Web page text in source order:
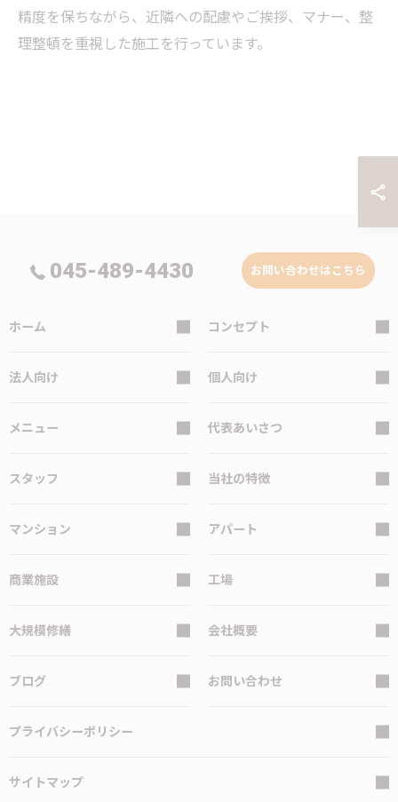
精度を保ちながら、近隣への配慮やご挨拶、マナー、整
理整頓を重視した施工を行っています。
045-489-4430 お問い合わせはこちら
ホーム コンセプト
法人向け 個人向け
メニュー 代表あいさつ
スタッフ 当社の特徴
マンション アパート
商業施設 工場
大規模修繕 会社概要
ブログ お問い合わせ
プライバシーポリシー
サイトマップ